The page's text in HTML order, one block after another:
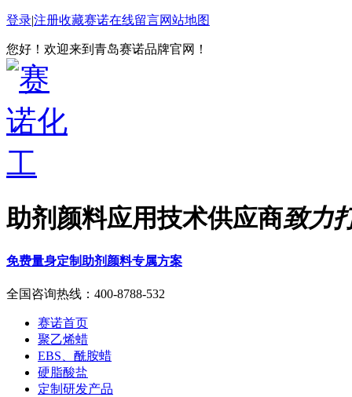
登录|注册收藏赛诺在线留言网站地图
您好！欢迎来到青岛赛诺品牌官网！
助剂颜料应用技术供应商致力
免费量身定制助剂颜料专属方案
全国咨询热线： 400-8788-532
赛诺首页
聚乙烯蜡
EBS、酰胺蜡
硬脂酸盐
定制研发产品